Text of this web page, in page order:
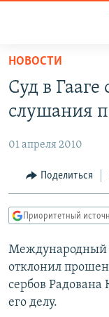
упрощенного
доступа
основному
Вернутся
главной
навигации
Вернутся
поиску
ПОДКАСТЫ
АВТОРСКИЕ
ЦИТАТЫ
МНЕНИЯ
IDEL.РЕАЛИИ
КАВКАЗ.РЕАЛИИ
СЕВЕР.РЕАЛИИ
СИБИРЬ.РЕАЛИИ
НОВОСТИ
Суд в Гааге
слушания
01 апреля 2010
Поделиться
Приоритетный
Международный
отклонил
сербов Радована
его делу.